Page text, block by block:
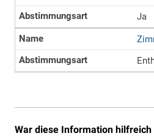
War diese Information hilfreich